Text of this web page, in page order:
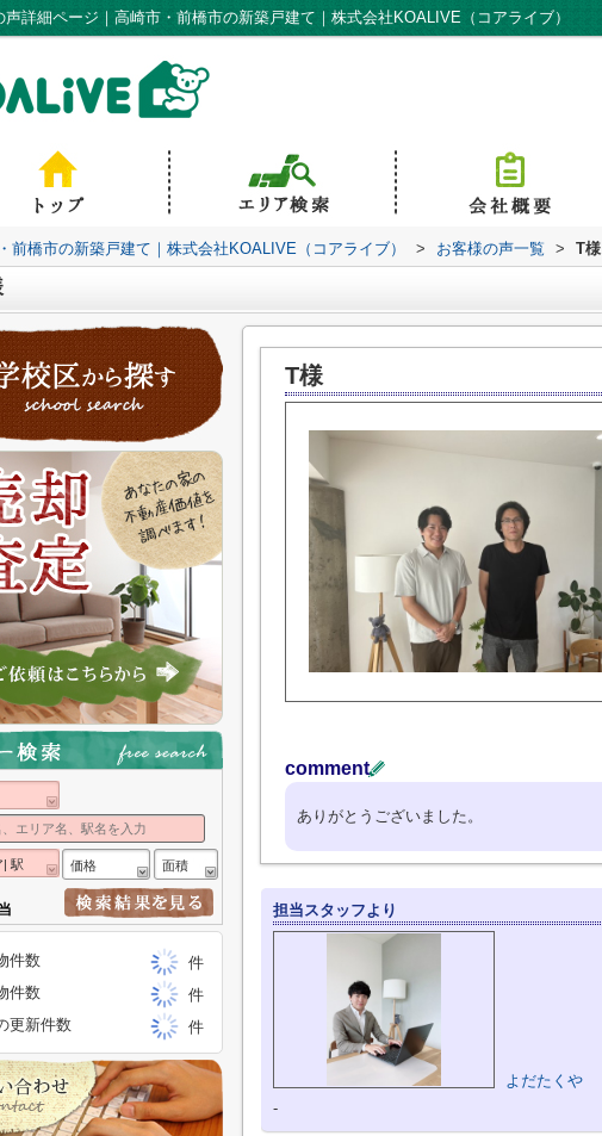
声詳細ページ｜高崎市・前橋市の新築戸建て｜株式会社KOALIVE（コアライブ）
前橋市の新築戸建て｜株式会社KOALIVE（コアライブ） > お客様の声一覧 > T様
T様
comment
ありがとうございました。
担当スタッフより
よだたくや
-
| 駅 価格 面積
件数
件
件数
件
更新件数
件